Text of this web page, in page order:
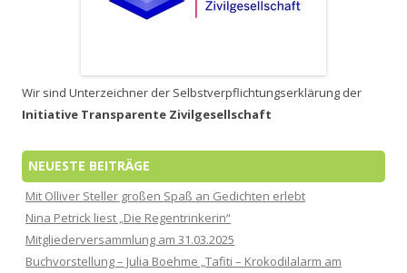
Wir sind Unterzeichner der Selbstverpflichtungserklärung der
Initiative Transparente Zivilgesellschaft
NEUESTE BEITRÄGE
Mit Olliver Steller großen Spaß an Gedichten erlebt
Nina Petrick liest „Die Regentrinkerin“
Mitgliederversammlung am 31.03.2025
Buchvorstellung – Julia Boehme „Tafiti – Krokodilalarm am